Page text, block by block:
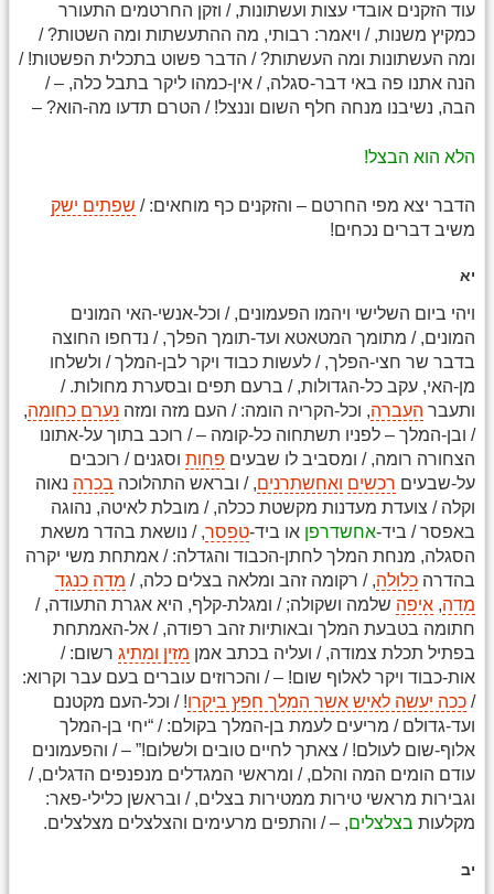
עוד הזקנים אובדי עצות ועשתונות, / וזקן החרטמים התעורר
כמקיץ משנות, / ויאמר: רבותי, מה ההתעשתות ומה השטות? /
ומה העשתונות ומה העשתות? / הדבר פשוט בתכלית הפשטות! /
הנה אתנו פה באי דבר-סגלה, / אין-כמהו ליקר בתבל כלה, – /
הבה, נשיבנו מנחה חלף השום וננצל! / הטרם תדעו מה-הוא? –
הלא הוא הבצל!
הדבר יצא מפי החרטם – והזקנים כף מוחאים: / שפתים ישק
משיב דברים נכחים!
יא
ויהי ביום השלישי ויהמו הפעמונים, / וכל-אנשי-האי המונים
המונים, / מתומך המטאטא ועד-תומך הפלך, / נדחפו החוצה
בדבר שר חצי-הפלך, / לעשות כבוד ויקר לבן-המלך / ולשלחו
מן-האי, עקב כל-הגדולות, / ברעם תפים ובסערת מחולות. /
ותעבר העברה, וכל-הקריה הומה: / העם מזה ומזה נערם כחומה,
/ ובן-המלך – לפניו תשתחוה כל-קומה – / רוכב בתוך על-אתונו
הצחורה רומה, / ומסביב לו שבעים פחות וסגנים / רוכבים
על-שבעים רכשים ואחשתרנים, / ובראש התהלוכה בכרה נאוה
וקלה / צועדת מעדנות מקשטת ככלה, / מובלת לאיטה, נהוגה
באפסר / ביד-אחשדרפן או ביד-טפסר, / נושאת בהדר משאת
הסגלה, מנחת המלך לחתן-הכבוד והגדלה: / אמתחת משי יקרה
בהדרה כלולה, / רקומה זהב ומלאה בצלים כלה, / מדה כנגד
מדה, איפה שלמה ושקולה; / ומגלת-קלף, היא אגרת התעודה, /
חתומה בטבעת המלך ובאותיות זהב רפודה, / אל-האמתחת
בפתיל תכלת צמודה, / ועליה בכתב אמן מזין ומתיג רשום: /
אות-כבוד ויקר לאלוף שום! – / והכרוזים עוברים בעם עבר וקרוא:
/ ככה יעשה לאיש אשר המלך חפץ ביקרו! / וכל-העם מקטנם
ועד-גדולם / מריעים לעמת בן-המלך בקולם: / “יחי בן-המלך
אלוף-שום לעולם! / צאתך לחיים טובים ולשלום!” – / והפעמונים
עודם הומים המה והלם, / ומראשי המגדלים מנפנפים הדגלים, /
וגבירות מראשי טירות ממטירות בצלים, / ובראשן כלילי-פאר:
מקלעות בצלצלים, – / והתפים מרעימים והצלצלים מצלצלים.
יב